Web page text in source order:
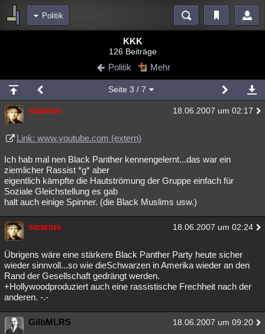
Politik
Blogs Videos
Chat Wiki Neuigkeiten
meine Rubriken
Menschen Mystery Kriminalfälle
Spiritualität Verschwörungen Technologie
Natur Umfragen Unterhaltung
weitere Rubriken
Philosophie Träume Orte
Astronomie Helpdesk Gruppen Gaming Filme
Musik
Übersichten
Besucht Teilgenommen Alle Neue
Lesenswert
KKK
126 Beiträge
Politik Mehr
Seite 3 / 7
sicarius 18.06.2007 um 02:17
Link: www.youtube.com (extern)
Ich hab mal nen Black Panther kennengelernt...das war ein
ziemlicher Rassist *g* aber
eigentlich kämpfte die Hautströmung der Gruppe einfach für
Soziale Gleichstellung es gab
halt auch einige Spinner. (die Black Muslims usw.)
sicarius 18.06.2007 um 02:24
Übrigens wäre eine stärkere Black Panther Party heute sicher
wieder sinnvoll...so wie dieSchwarzen in Amerika wieder an den
Rand der Gesellschaft gedrängt werden.
+Hollywoodproduziert auch eine rassistische Frechheit nach der
anderen. -.-
GilbMLRS 18.06.2007 um 09:20